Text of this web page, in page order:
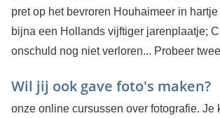
pret op het bevroren Houhaimeer in
bijna een Hollands vijftiger jarenplaatje;
onschuld nog niet verloren...
Wil jij ook gave foto's maken?
Probeer
onze online cursussen over fotografie. Je